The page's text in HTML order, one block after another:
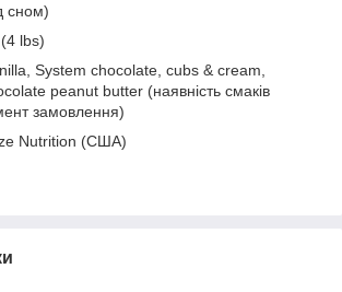
сном)
lbs)
System chocolate, cubs & cream,
peanut butter (наявність смаків
замовлення)
Nutrition (США)